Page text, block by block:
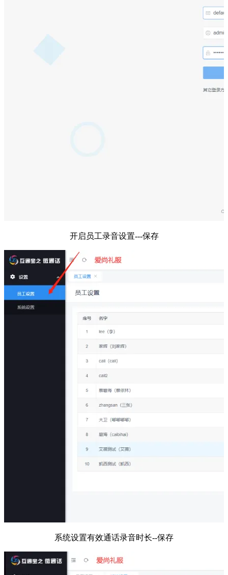
开启员工录音设置---保存
系统设置有效通话录音时长--保存